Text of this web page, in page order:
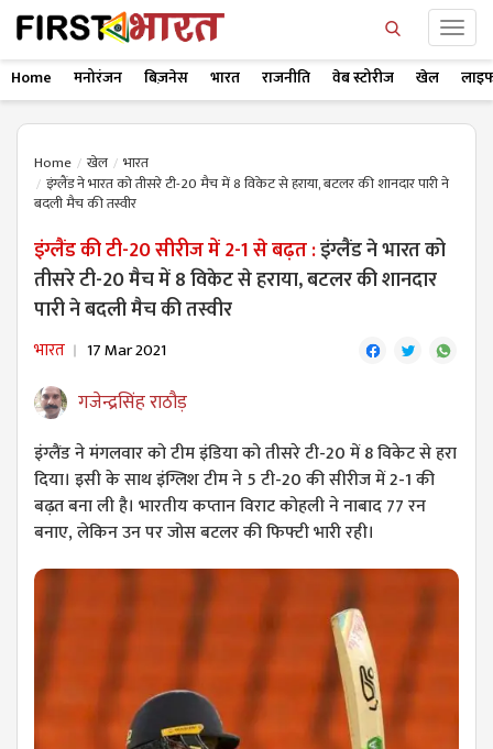
Home मनोरंजन बिज़नेस भारत राजनीति वेब स्टोरीज खेल
Home खेल
भारत
इंग्लैंड ने भारत को तीसरे टी-20 मैच में 8 विकेट से हराया, बटलर की शानदार पारी ने
बदली मैच की तस्वीर
इंग्लैंड की टी-20 सीरीज में 2-1 से बढ़त :इंग्लैंड ने भारत को
तीसरे टी-20 मैच में 8 विकेट से हराया, बटलर की शानदार
पारी ने बदली मैच की तस्वीर
भारत 17 Mar 2021
गजेन्द्रसिंह राठौड़
इंग्लैंड ने मंगलवार को टीम इंडिया को तीसरे टी-20 में 8 विकेट से हरा
दिया। इसी के साथ इंग्लिश टीम ने 5 टी-20 की सीरीज में 2-1 की
बढ़त बना ली है। भारतीय कप्तान विराट कोहली ने नाबाद 77 रन
बनाए, लेकिन उन पर जोस बटलर की फिफ्टी भारी रही।